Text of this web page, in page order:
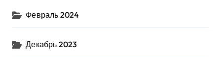
Февраль 2024
Декабрь 2023